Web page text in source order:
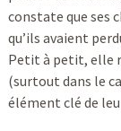
constate que ses
qu’ils avaient
Petit à petit, elle
(surtout dans le
élément clé de